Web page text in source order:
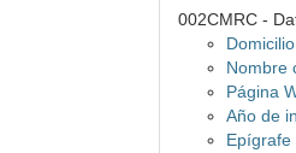
002CMRC -
Nombre
Página
Año de
Epígrafe